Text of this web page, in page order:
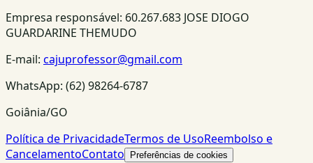
Empresa responsável: 60.267.683 JOSE DIOGO
GUARDARINE THEMUDO
E-mail: cajuprofessor@gmail.com
WhatsApp: (62) 98264-6787
Goiânia/GO
Política de PrivacidadeTermos de UsoReembolso e
CancelamentoContato Preferências de cookies